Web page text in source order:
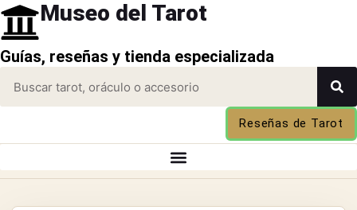
Museo del Tarot
Guías, reseñas y tienda especializada
Reseñas de Tarot